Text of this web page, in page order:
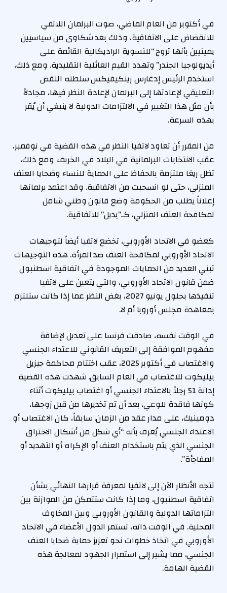
في أكتوبر من العام الماضي، صوت البرلمان اللاتفي
للانقضاض على الاتفاقية، وذلك بعد شكاوى من سياسيين
يمينيين بأنها تروج “للنسوية الراديكالية القائمة على
أيديولوجيا الجندر” وتهدد القيم العائلية التقليدية. ومع ذلك،
استخدم الرئيس إدغارس رينكيفيكس سلطته النقض
التعليقي لإعادتها إلى البرلمان لإعادة النظر فيها، مجادلاً
بأن مثل هذا التغيير في الالتزامات الدولية لا ينبغي أن يُقر
بهذه السرعة.
من المقرر أن تعاود لاتفيا النظر في هذه القضية في نوفمبر،
عقب الانتخابات البرلمانية في البلاد في الخريف. ومع ذلك،
تظل ريغا ملتزمة بالحفاظ على الحماية للنساء وضحايا العنف
المنزلي، حتى لو انسحبت من الاتفاقية. وقد اعتمد برلمانها
إعلاناً يطلب من الحكومة وضع قانون وطني شامل
لمكافحة العنف المنزلي، كـ”بديل” للاتفاقية.
كعضو في الاتحاد الأوروبي، تخضع لاتفيا أيضاً لتوجيهات
الاتحاد الأوروبي لمكافحة العنف ضد المرأة. هذه التوجيهات
تبني العديد من الحمايات الموجودة في اتفاقية اسطنبول
ضمن قانون الاتحاد الأوروبي، والتي يتعين على لاتفيا
تنفيذها بحلول يونيو 2027، بغض النظر عما إذا كانت ستلتزم
بمعاهدة مجلس أوروبا أم لا.
في الوقت نفسه، صادقت فرنسا على تعديل لإضافة
مفهوم الموافقة إلى التعريف القانوني للاعتداء الجنسي
والاغتصاب في أكتوبر 2025، عقب اختتام محاكمة جيزيل
بيليكوت للاغتصاب في العام السابق. شهدت هذه القضية
إدانة 51 رجلاً بالاعتداء الجنسي أو اغتصاب بيليكوت أثناء
كونها فاقدة للوعي، بعد أن تم تخديرها من قبل زوجها،
دومينيك، على مدار عقد من الزمان. سابقاً، كان الاغتصاب أو
الاعتداء الجنسي يُعرف بأنه “أي شكل من أشكال الاختراق
الجنسي الذي يتم باستخدام العنف أو الإكراه أو التهديد أو
المفاجأة”.
تتجه الأنظار الآن إلى لاتفيا لمعرفة قرارها النهائي بشأن
اتفاقية اسطنبول، وما إذا كانت ستتمكن من الموازنة بين
التزاماتها الدولية والقانون الأوروبي وبين المخاوف
المحلية. في الوقت ذاته، تستمر الدول الأعضاء في الاتحاد
الأوروبي في اتخاذ خطوات نحو تعزيز حماية ضحايا العنف
الجنسي، مما يشير إلى استمرار الجهود لمعالجة هذه
القضية الهامة.